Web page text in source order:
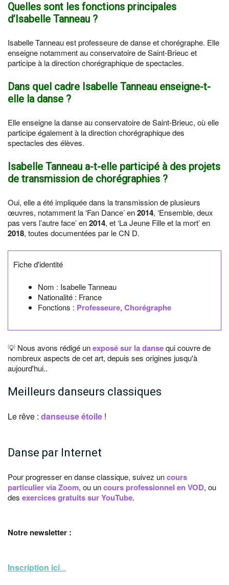
Quelles sont les fonctions principales
d’Isabelle Tanneau ?
Isabelle Tanneau est professeure de danse et chorégraphe. Elle
enseigne notamment au conservatoire de Saint-Brieuc et
participe à la direction chorégraphique de spectacles.
Dans quel cadre Isabelle Tanneau enseigne-t-
elle la danse ?
Elle enseigne la danse au conservatoire de Saint-Brieuc, où elle
participe également à la direction chorégraphique des
spectacles des élèves.
Isabelle Tanneau a-t-elle participé à des projets
de transmission de chorégraphies ?
Oui, elle a été impliquée dans la transmission de plusieurs
œuvres, notamment la ‘Fan Dance’ en2014, ‘Ensemble, deux
pas vers l’autre face’ en2014, et ‘La Jeune Fille et la mort’ en
2018, toutes documentées par le CN D.
Fiche d'identité
Nom : Isabelle Tanneau
Nationalité : France
Fonctions : Professeure, Chorégraphe
💡 Nous avons rédigé unexposé sur la dansequi couvre de
nombreux aspects de cet art, depuis ses origines jusqu'à
aujourd'hui..
Meilleurs danseurs classiques
Le rêve : danseuse étoile !
Danse par Internet
Pour progresser en danse classique, suivez uncours
particulier via Zoom, ou uncours professionnel en VOD, ou
des exercices gratuits sur YouTube.
Notre newsletter :
Inscription ici...